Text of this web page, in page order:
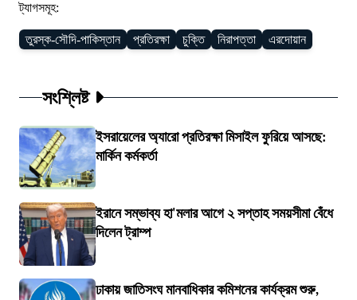
ট্যাগসমূহ:
তুরস্ক-সৌদি-পাকিস্তান প্রতিরক্ষা চুক্তি নিরাপত্তা এরদোয়ান
সংশ্লিষ্ট
ইসরায়েলের অ্যারো প্রতিরক্ষা মিসাইল ফুরিয়ে আসছে:
মার্কিন কর্মকর্তা
ইরানে সম্ভাব্য হা'মলার আগে ২ সপ্তাহ সময়সীমা বেঁধে
দিলেন ট্রাম্প
ঢাকায় জাতিসংঘ মানবাধিকার কমিশনের কার্যক্রম শুরু,